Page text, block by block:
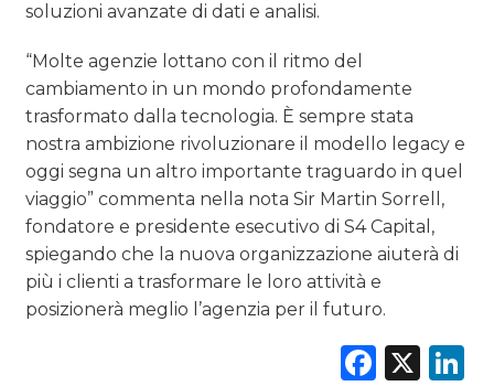
soluzioni avanzate di dati e analisi.
“Molte agenzie lottano con il ritmo del
cambiamento in un mondo profondamente
trasformato dalla tecnologia. È sempre stata
nostra ambizione rivoluzionare il modello legacy e
oggi segna un altro importante traguardo in quel
viaggio” commenta nella nota Sir Martin Sorrell,
fondatore e presidente esecutivo di S4 Capital,
spiegando che la nuova organizzazione aiuterà di
più i clienti a trasformare le loro attività e
posizionerà meglio l’agenzia per il futuro.
X